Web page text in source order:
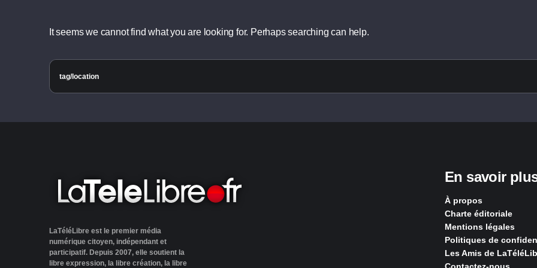
It seems we cannot find what you are looking for. Perhaps searching can help.
LaTéléLibre est le premier média
numérique citoyen, indépendant et
participatif. Depuis 2007, elle soutient la
libre expression, la libre création, la libre
En savoir
À propos
Charte éditoriale
Mentions légales
Politiques de
Les Amis de